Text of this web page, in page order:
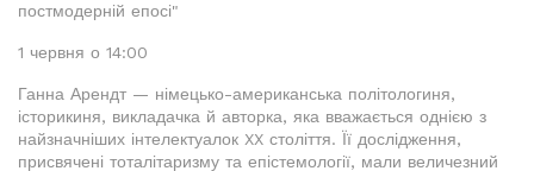
постмодерній епосі"
1 червня о 14:00
Ганна Арендт — німецько-американська політологиня,
історикиня, викладачка й авторка, яка вважається однією з
найзначніших інтелектуалок XX століття. Її дослідження,
присвячені тоталітаризму та епістемології, мали величезний